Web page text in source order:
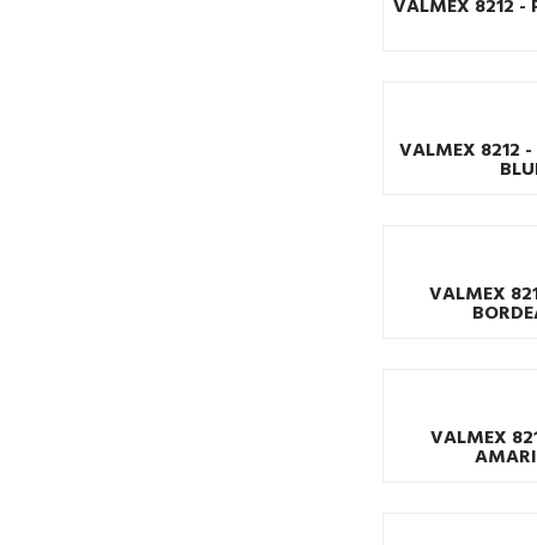
VALMEX 8212 -
VALMEX 8212
VALMEX
VALMEX